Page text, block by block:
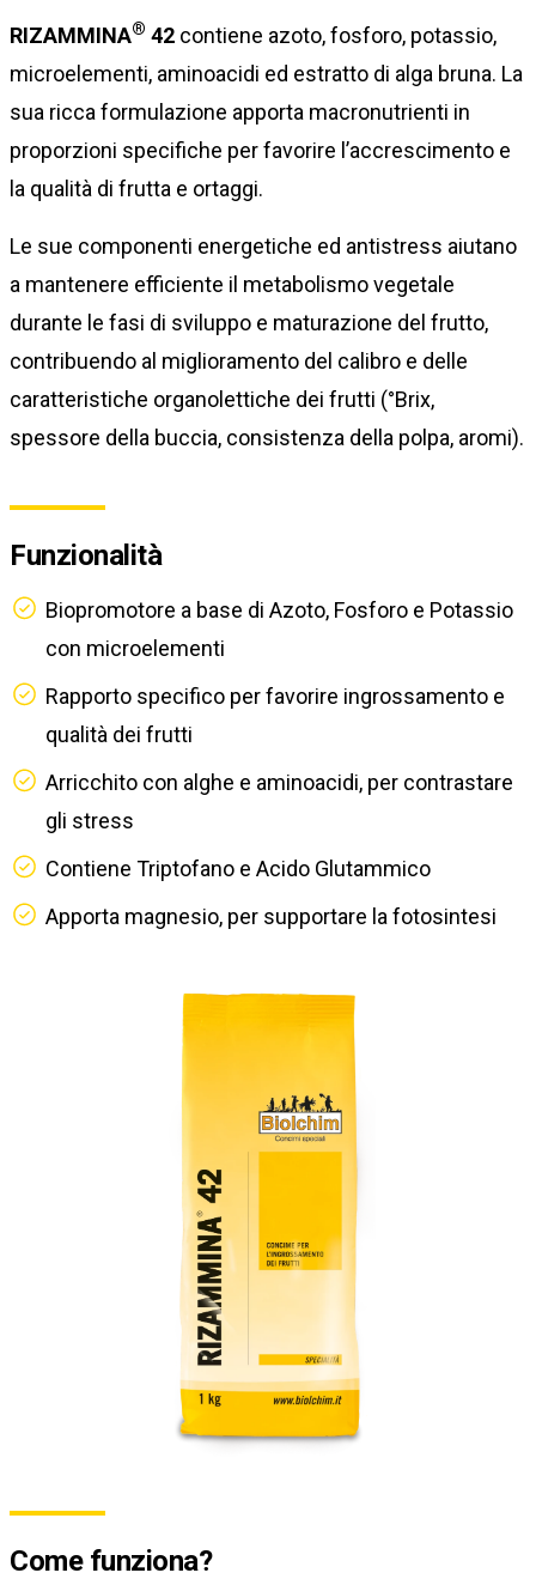
RIZAMMINA® 42 contiene azoto, fosforo, potassio,
microelementi, aminoacidi ed estratto di alga bruna. La
sua ricca formulazione apporta macronutrienti in
proporzioni specifiche per favorire l’accrescimento e
la qualità di frutta e ortaggi.
Le sue componenti energetiche ed antistress aiutano
a mantenere efficiente il metabolismo vegetale
durante le fasi di sviluppo e maturazione del frutto,
contribuendo al miglioramento del calibro e delle
caratteristiche organolettiche dei frutti (°Brix,
spessore della buccia, consistenza della polpa, aromi).
Funzionalità
Biopromotore a base di Azoto, Fosforo e Potassio
con microelementi
Rapporto specifico per favorire ingrossamento e
qualità dei frutti
Arricchito con alghe e aminoacidi, per contrastare
gli stress
Contiene Triptofano e Acido Glutammico
Apporta magnesio, per supportare la fotosintesi
Come funziona?